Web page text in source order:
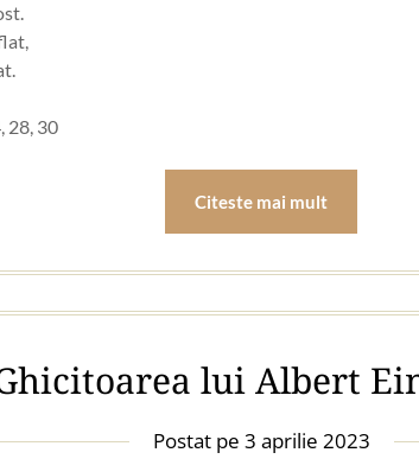
28, 30
Citeste mai mult
lui Albert
Postat pe 3 aprilie 2023